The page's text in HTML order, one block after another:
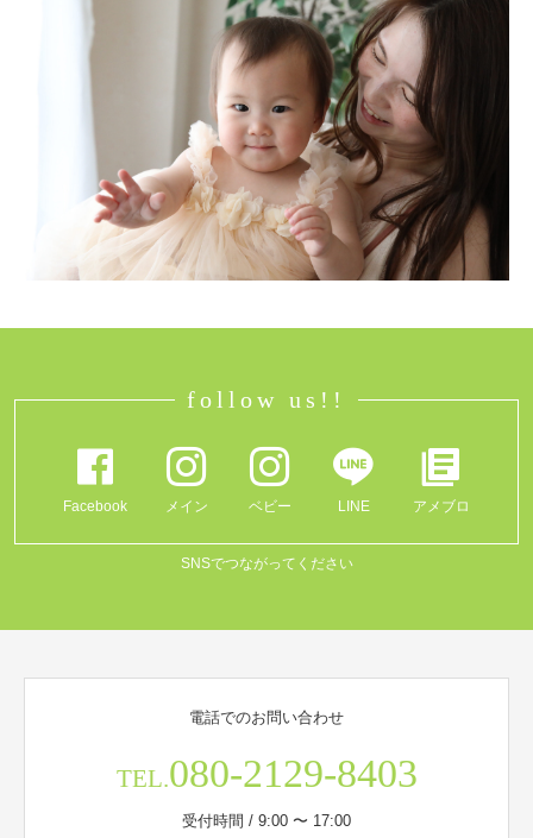
follow us!!
Facebook メイン ベビー LINE アメブロ
SNSでつながってください
電話でのお問い合わせ
TEL.080-2129-8403
受付時間 / 9:00 〜 17:00